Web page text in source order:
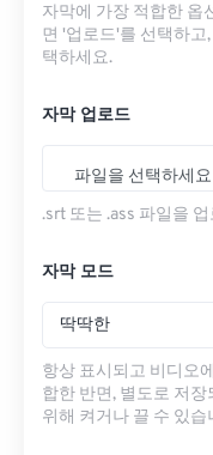
자막에 가장 적합한 옵
면 '업로드'를 선택하고
택하세요.
자막 업로드
파일을 선택하세요
.srt 또는 .ass 파일을
자막 모드
딱딱한
항상 표시되고 비디오
합한 반면, 별도로 저
위해 켜거나 끌 수 있습